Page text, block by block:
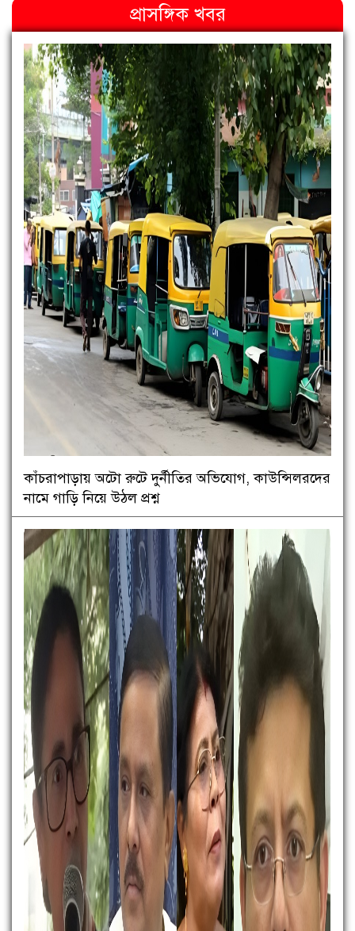
প্রাসঙ্গিক খবর
কাঁচরাপাড়ায় অটো রুটে দুর্নীতির অভিযোগ, কাউন্সিলরদের
নামে গাড়ি নিয়ে উঠল প্রশ্ন